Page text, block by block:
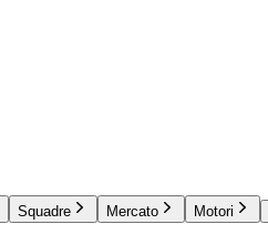
Squadre Mercato Motori